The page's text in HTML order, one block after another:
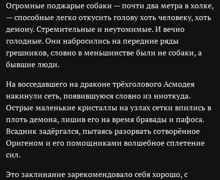
Огромные поджарые собаки — почти два метра в холке,
— способные легко откусить голову хоть человеку, хоть
демону. Стремительные и неутомимые. И вечно
голодные. Они набросились на передние ряды
грешников, словно в меньшинстве были не собаки, а
бывшие люди.
На восседавшего на драконе трёхголового Асмодея
накинули сеть, появившуюся словно из ниоткуда.
Острые маленькие кристаллы на узлах сетки впились в
плоть демона, лишив его на время бравады и пафоса.
Всадник задёргался, пытаясь разорвать сотворённое
Оригеном и его помощниками волшебное сплетение
сил.
Это заклинание зарекомендовало себя хорошо, с